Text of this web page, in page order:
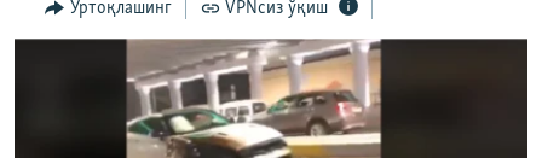
Озодлик бошқа тилларда
Ўртоқлашинг VPNсиз ўқиш